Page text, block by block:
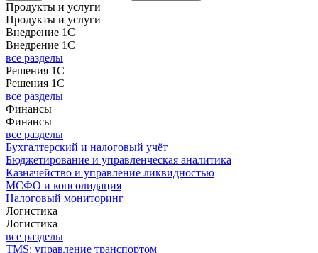
Продукты и услуги
Продукты и услуги
Внедрение 1С
Внедрение 1С
все разделы
Решения 1С
Решения 1С
все разделы
Финансы
Финансы
все разделы
Бухгалтерский и налоговый учёт
Бюджетирование и управленческая аналитика
Казначейство и управление ликвидностью
МСФО и консолидация
Налоговый мониторинг
Логистика
Логистика
все разделы
TMS: управление транспортом